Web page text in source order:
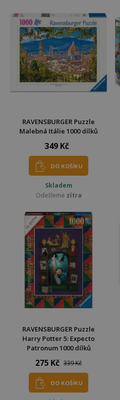
RAVENSBURGER Puzzle
Malebná Itálie 1000 dílků
349 Kč
DO KOŠÍKU
Skladem
Odešleme zítra
RAVENSBURGER Puzzle
Harry Potter 5: Expecto
Patronum 1000 dílků
275 Kč 339 Kč
DO KOŠÍKU